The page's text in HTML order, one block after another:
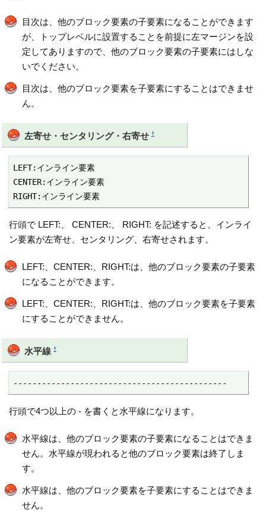
目次は、他のブロック要素の子要素になることができます
が、トップレベルに設置することを前提に左マージンを設
定してありますので、他のブロック要素の子要素にはしな
いでください。
目次は、他のブロック要素を子要素にすることはできませ
ん。
左寄せ・センタリング・右寄せ †
LEFT:インライン要素
CENTER:インライン要素
RIGHT:インライン要素
行頭で LEFT:、 CENTER:、 RIGHT: を記述すると、インライ
ン要素が左寄せ、センタリング、右寄せされます。
LEFT:、CENTER:、RIGHT:は、他のブロック要素の子要素
になることができます。
LEFT:、CENTER:、RIGHT:は、他のブロック要素を子要素
にすることができません。
水平線 †
---------------------------------------------
行頭で4つ以上の - を書くと水平線になります。
水平線は、他のブロック要素の子要素になることはできま
せん。水平線が現われると他のブロック要素は終了しま
す。
水平線は、他のブロック要素を子要素にすることはできま
せん。